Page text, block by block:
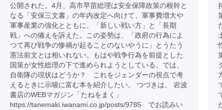
公開された。4月、高市早苗総理は安全保障政策の根幹と
なる「安保三文書」の年内改定へ向けて、軍事費増大や
軍事産業の強化とともに、「新しい戦い方」と「長期
戦」への備えを訴えた。この姿勢は、「政府の行為によ
つて再び戦争の惨禍が起ることのないやうに」とうたう
憲法前文とは相いれない。もはや戦争行為を前提とした
国策が女性総理の下で進められようとしている。では、
自衛隊の現状はどうか？ これをジェンダーの視点で考
えるときに示唆に富む本を紹介したい。 つづきは、 岩波
書店のWEBマガジン「たねをまく」
https://tanemaki.iwanami.co.jp/posts/9785 でお読みい